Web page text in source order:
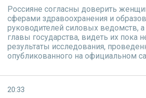
Россияне согласны доверить
сферами здравоохранения и
руководителей силовых ведомств,
главы государства, видеть их пока
результаты исследования,
опубликованного на официальном
20:33